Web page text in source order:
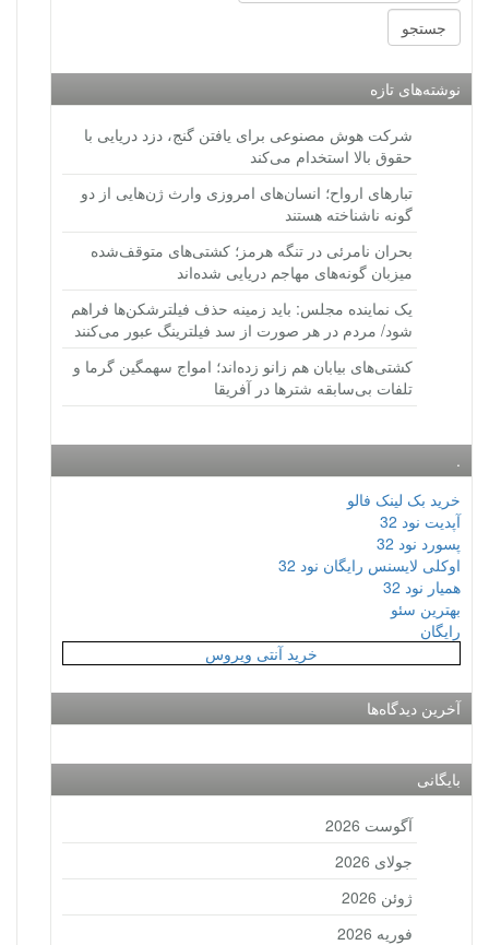
نوشته‌های تازه
شرکت هوش مصنوعی برای یافتن گنج، دزد دریایی با
حقوق بالا استخدام می‌کند
تبارهای ارواح؛ انسان‌های امروزی وارث ژن‌هایی از دو
گونه ناشناخته هستند
بحران نامرئی در تنگه هرمز؛ کشتی‌های متوقف‌شده
میزبان گونه‌های مهاجم دریایی شده‌اند
یک نماینده مجلس: باید زمینه حذف فیلترشکن‌ها فراهم
شود/ مردم در هر صورت از سد فیلترینگ عبور می‌کنند
کشتی‌های بیابان هم زانو زده‌اند؛ امواج سهمگین گرما و
تلفات بی‌سابقه شترها در آفریقا
.
خرید بک لینک فالو
آپدیت نود 32
پسورد نود 32
اوکلی لایسنس رایگان نود 32
همیار نود 32
بهترین سئو
رایگان
خرید آنتی ویروس
آخرین دیدگاه‌ها
بایگانی
آگوست 2026
جولای 2026
ژوئن 2026
فوریه 2026